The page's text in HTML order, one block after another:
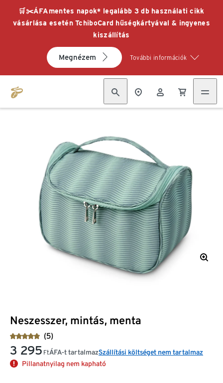
🛒✂️ÁFAmentes napok* legalább 3 db használati cikk
vásárlása esetén TchiboCard hűségkártyával & ingyenes
kiszállítás
Megnézem További információk
Neszesszer, mintás, menta
(5)
3 295 FtÁFA-t tartalmazSzállítási költséget nem tartalmaz
Pillanatnyilag nem kapható